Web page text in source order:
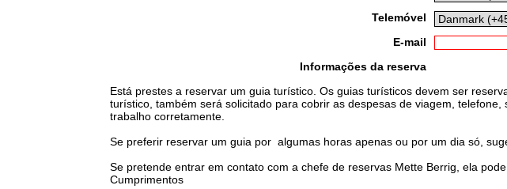
Telemóvel
E-mail
Informações da reserva
Está prestes a reservar um guia turístico. Os guias turísticos devem ser
turístico, também será solicitado para cobrir as despesas de viagem,
trabalho corretamente.
Se preferir reservar um guia por algumas horas apenas ou por um dia só,
Se pretende entrar em contato com a chefe de reservas Mette Berrig, ela
Cumprimentos